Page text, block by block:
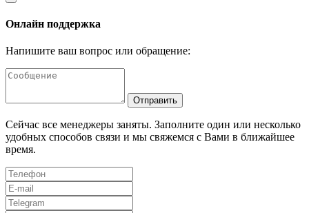
Онлайн поддержка
Напишите ваш вопрос или обращение:
Отправить
Сейчас все менеджеры заняты. Заполните один или несколько
удобных способов связи и мы свяжемся с Вами в ближайшее
время.